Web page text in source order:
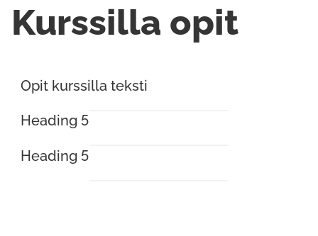
Kurssilla opit
Opit kurssilla teksti
Heading 5
Heading 5